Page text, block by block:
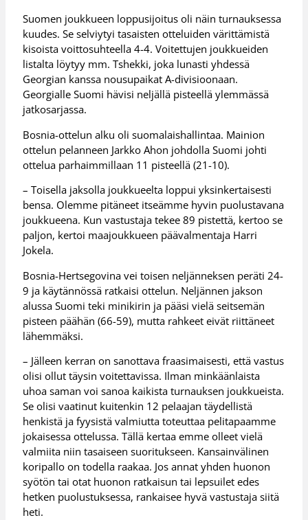
Suomen joukkueen loppusijoitus oli näin turnauksessa
kuudes. Se selviytyi tasaisten otteluiden värittämistä
kisoista voittosuhteella 4-4. Voitettujen joukkueiden
listalta löytyy mm. Tshekki, joka lunasti yhdessä
Georgian kanssa nousupaikat A-divisioonaan.
Georgialle Suomi hävisi neljällä pisteellä ylemmässä
jatkosarjassa.
Bosnia-ottelun alku oli suomalaishallintaa. Mainion
ottelun pelanneen Jarkko Ahon johdolla Suomi johti
ottelua parhaimmillaan 11 pisteellä (21-10).
– Toisella jaksolla joukkueelta loppui yksinkertaisesti
bensa. Olemme pitäneet itseämme hyvin puolustavana
joukkueena. Kun vastustaja tekee 89 pistettä, kertoo se
paljon, kertoi maajoukkueen päävalmentaja Harri
Jokela.
Bosnia-Hertsegovina vei toisen neljänneksen peräti 24-
9 ja käytännössä ratkaisi ottelun. Neljännen jakson
alussa Suomi teki minikirin ja pääsi vielä seitsemän
pisteen päähän (66-59), mutta rahkeet eivät riittäneet
lähemmäksi.
– Jälleen kerran on sanottava fraasimaisesti, että vastus
olisi ollut täysin voitettavissa. Ilman minkäänlaista
uhoa saman voi sanoa kaikista turnauksen joukkueista.
Se olisi vaatinut kuitenkin 12 pelaajan täydellistä
henkistä ja fyysistä valmiutta toteuttaa pelitapaamme
jokaisessa ottelussa. Tällä kertaa emme olleet vielä
valmiita niin tasaiseen suoritukseen. Kansainvälinen
koripallo on todella raakaa. Jos annat yhden huonon
syötön tai otat huonon ratkaisun tai lepsuilet edes
hetken puolustuksessa, rankaisee hyvä vastustaja siitä
heti.